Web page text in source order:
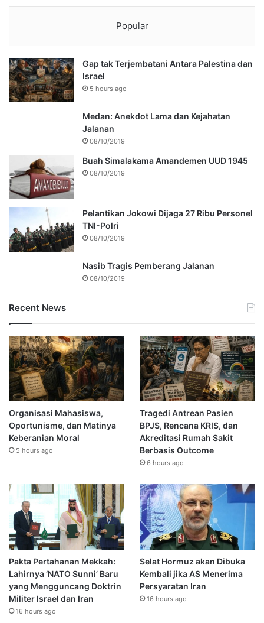
Popular
Gap tak Terjembatani Antara Palestina dan
Israel
5 hours ago
Medan: Anekdot Lama dan Kejahatan
Jalanan
08/10/2019
Buah Simalakama Amandemen UUD 1945
08/10/2019
Pelantikan Jokowi Dijaga 27 Ribu Personel
TNI-Polri
08/10/2019
Nasib Tragis Pemberang Jalanan
08/10/2019
Recent News
Organisasi Mahasiswa,
Oportunisme, dan Matinya
Keberanian Moral
5 hours ago
Tragedi Antrean Pasien
BPJS, Rencana KRIS, dan
Akreditasi Rumah Sakit
Berbasis Outcome
6 hours ago
Pakta Pertahanan Mekkah:
Lahirnya ‘NATO Sunni’ Baru
yang Mengguncang Doktrin
Militer Israel dan Iran
16 hours ago
Selat Hormuz akan Dibuka
Kembali jika AS Menerima
Persyaratan Iran
16 hours ago